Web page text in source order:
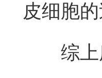
皮细胞
综上所